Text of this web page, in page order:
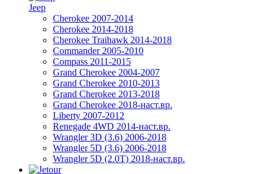
Jeep
Cherokee 2007-2014
Cherokee 2014-2018
Cherokee Traihawk 2014-2018
Commander 2005-2010
Compass 2011-2015
Grand Cherokee 2004-2007
Grand Cherokee 2010-2013
Grand Cherokee 2013-2018
Grand Cherokee 2018-наст.вр.
Liberty 2007-2012
Renegade 4WD 2014-наст.вр.
Wrangler 3D (3.6) 2006-2018
Wrangler 5D (3.6) 2006-2018
Wrangler 5D (2.0T) 2018-наст.вр.